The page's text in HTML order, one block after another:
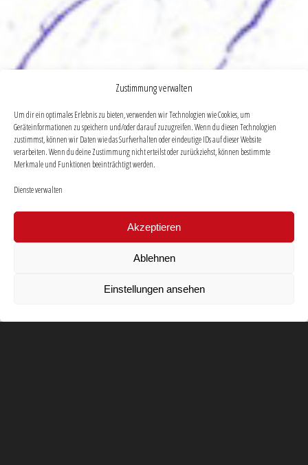
Zustimmung verwalten
Um dir ein optimales Erlebnis zu bieten, verwenden wir Technologien wie Cookies, um
Geräteinformationen zu speichern und/oder darauf zuzugreifen. Wenn du diesen Technologien
zustimmst, können wir Daten wie das Surfverhalten oder eindeutige IDs auf dieser Website
verarbeiten. Wenn du deine Zustimmung nicht erteilst oder zurückziehst, können bestimmte
Merkmale und Funktionen beeinträchtigt werden.
Dienste verwalten
Akzeptieren
Ablehnen
Einstellungen ansehen